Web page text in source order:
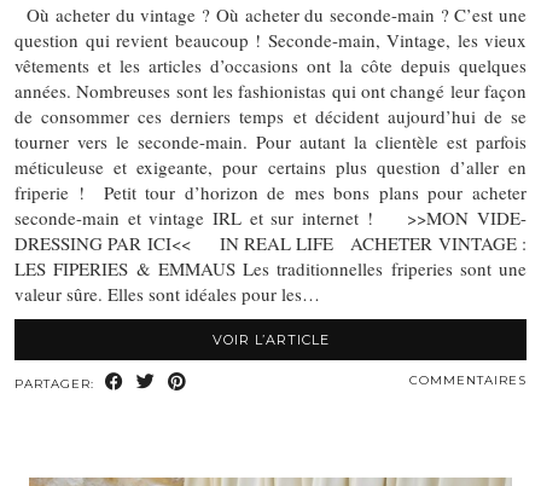
Où acheter du vintage ? Où acheter du seconde-main ? C’est une
question qui revient beaucoup ! Seconde-main, Vintage, les vieux
vêtements et les articles d’occasions ont la côte depuis quelques
années. Nombreuses sont les fashionistas qui ont changé leur façon
de consommer ces derniers temps et décident aujourd’hui de se
tourner vers le seconde-main. Pour autant la clientèle est parfois
méticuleuse et exigeante, pour certains plus question d’aller en
friperie ! Petit tour d’horizon de mes bons plans pour acheter
seconde-main et vintage IRL et sur internet ! >>MON VIDE-
DRESSING PAR ICI<< IN REAL LIFE ACHETER VINTAGE :
LES FIPERIES & EMMAUS Les traditionnelles friperies sont une
valeur sûre. Elles sont idéales pour les…
VOIR L’ARTICLE
PARTAGER: COMMENTAIRES